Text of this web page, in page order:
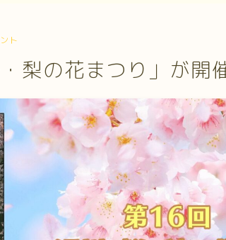
ト
梨の花まつり」が開